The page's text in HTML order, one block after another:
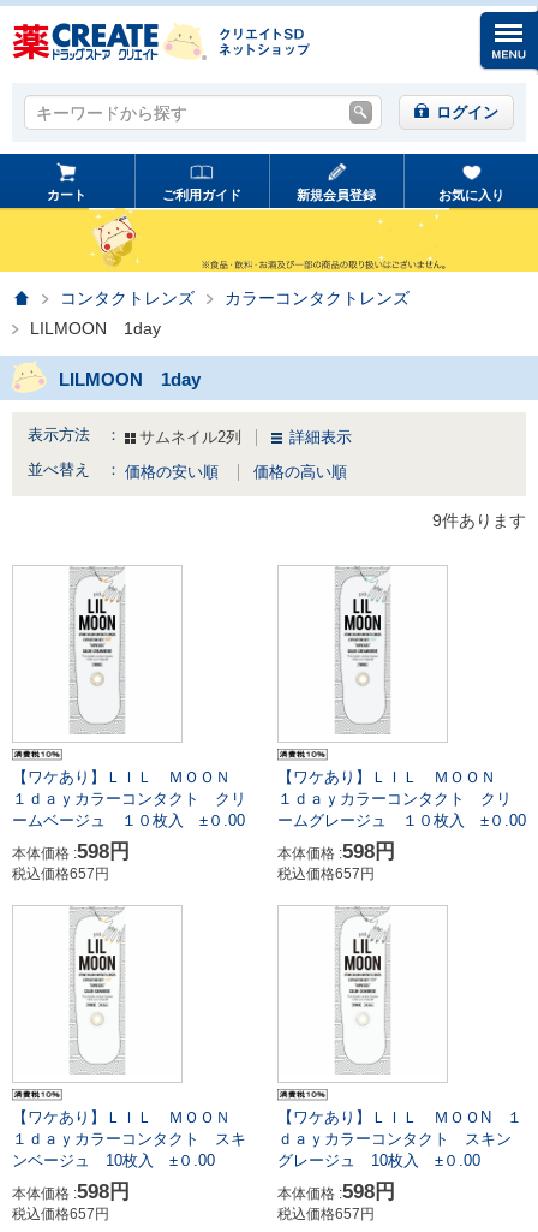
キーワードから探す
キーワードから探す ログイン
カート ご利用ガイド 新規会員登録 お気に入り
ホームコンタクトレンズ
カラーコンタクトレンズ
LILMOON 1day
LILMOON 1day
表示方法 ： サムネイル2列
詳細表示
並べ替え ： 価格の安い順 価格の高い順
9件あります
【ワケあり】ＬＩＬ ＭＯＯＮ
１ｄａｙカラーコンタクト クリ
ームベージュ １０枚入 ±０.00
本体価格 :598円
税込価格657円
【ワケあり】ＬＩＬ ＭＯＯＮ
１ｄａｙカラーコンタクト クリ
ームグレージュ １０枚入 ±０.00
本体価格 :598円
税込価格657円
【ワケあり】ＬＩＬ ＭＯＯＮ
１ｄａｙカラーコンタクト スキ
ンベージュ 10枚入 ±０.00
本体価格 :598円
税込価格657円
【ワケあり】ＬＩＬ ＭＯＯN １
ｄａｙカラーコンタクト スキン
グレージュ 10枚入 ±０.00
本体価格 :598円
税込価格657円